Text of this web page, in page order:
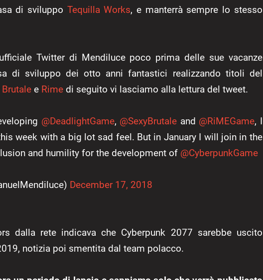
di sviluppo Tequilla Works, e manterrà sempre lo stesso
Twitter di Mendiluce poco prima delle sue vacanze
di sviluppo dei otto anni fantastici realizzando titoli del
Brutale e Rime di seguito vi lasciamo alla lettura del tweet.
@DeadlightGame, @SexyBrutale and @RiMEGame, I
week with a big lot sad feel. But in January I will join in the
and humility for the development of @CyberpunkGame
December 17, 2018
dalla rete indicava che Cyberpunk 2077 sarebbe uscito
notizia poi smentita dal team polacco.